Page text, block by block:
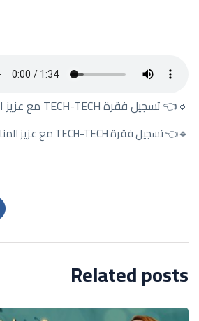
🔹👈 تسجيل فقرة TECH-TECH مع عزيز المناعي 📱📱
🔹👈 تسجيل فقرة TECH-TECH مع عزيز المناعي 📱📱
Related posts